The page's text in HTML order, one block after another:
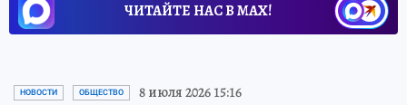
ЧИТАЙТЕ НАС В МАХ!
НОВОСТИ ОБЩЕСТВО 8 июля 2026 15:16